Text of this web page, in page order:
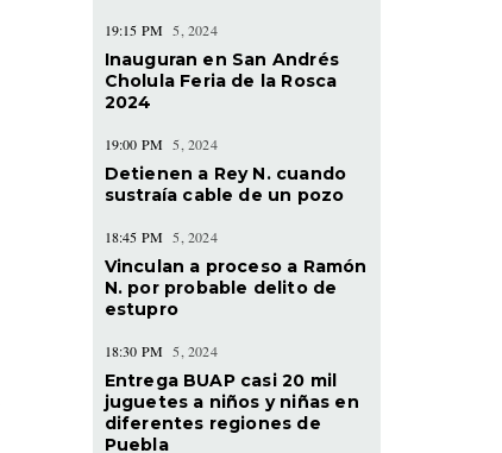
19:15 PM 5, 2024
Inauguran en San Andrés
Cholula Feria de la Rosca
2024
19:00 PM 5, 2024
Detienen a Rey N. cuando
sustraía cable de un pozo
18:45 PM 5, 2024
Vinculan a proceso a Ramón
N. por probable delito de
estupro
18:30 PM 5, 2024
Entrega BUAP casi 20 mil
juguetes a niños y niñas en
diferentes regiones de
Puebla